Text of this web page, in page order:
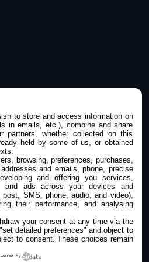
5G Nano SIM 128 Go
(code à télécharger)
Du Commerce (Vendeur Tiers)
to store and access information on
in emails, etc.), combine and share
partners, whether collected on this
held by some of us, or obtained
browsing, preferences, purchases,
and emails, phone, precise
and offering you services,
and ads across your devices and
SMS, phone, audio, and video),
their performance, and analysing
your consent at any time via the
detailed preferences" and object to
to consent. These choices remain
by